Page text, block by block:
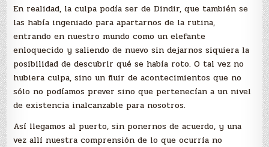
En realidad, la culpa podía ser de Dindir, que también se
las había ingeniado para apartarnos de la rutina,
entrando en nuestro mundo como un elefante
enloquecido y saliendo de nuevo sin dejarnos siquiera la
posibilidad de descubrir qué se había roto. O tal vez no
hubiera culpa, sino un fluir de acontecimientos que no
sólo no podíamos prever sino que pertenecían a un nivel
de existencia inalcanzable para nosotros.
Así llegamos al puerto, sin ponernos de acuerdo, y una
vez allí nuestra comprensión de lo que ocurría no